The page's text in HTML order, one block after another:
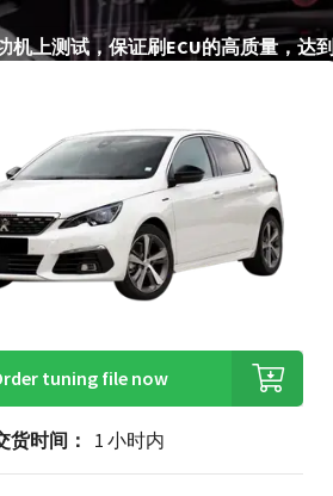
上测试，保证刷ECU的高质量，达到
tuning file now
货时间： 1 小时内